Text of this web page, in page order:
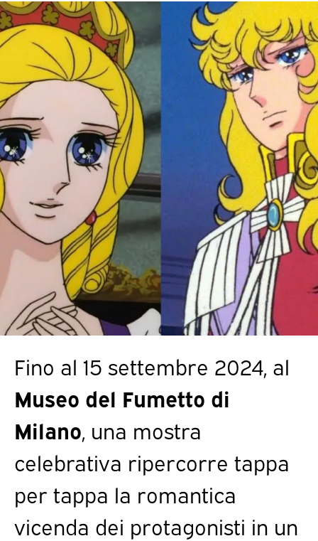
Fino al 15 settembre 2024, al
Museo del Fumetto di
Milano, una mostra
celebrativa ripercorre tappa
per tappa la romantica
vicenda dei protagonisti in un